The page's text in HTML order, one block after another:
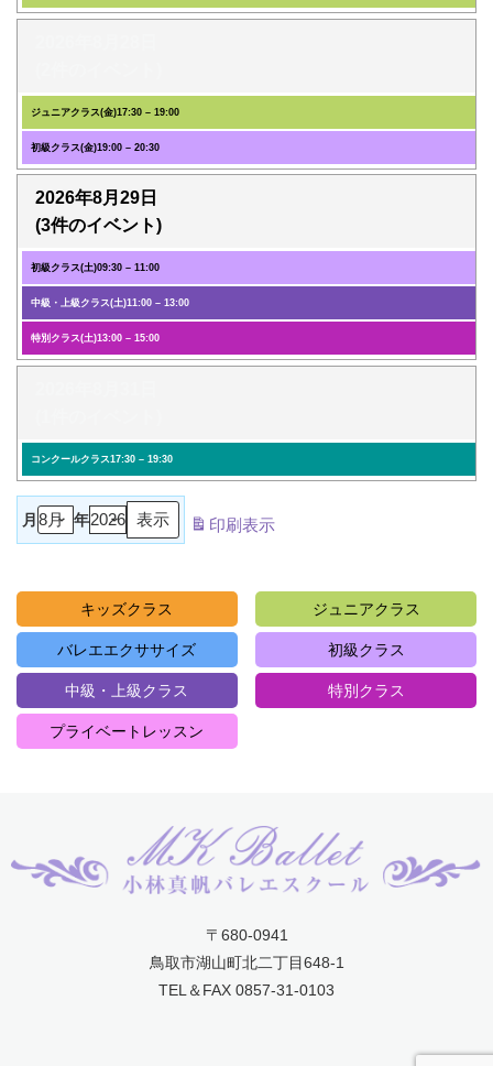
ジュニアクラス(金)17:30 – 19:00
初級クラス(金)19:00 – 20:30
2026年8月29日
(3件のイベント)
初級クラス(土)09:30 – 11:00
中級・上級クラス(土)11:00 – 13:00
特別クラス(土)13:00 – 15:00
コンクールクラス17:30 – 19:30
月 年 印刷表示
キッズクラス ジュニアクラス
バレエエクササイズ 初級クラス
中級・上級クラス 特別クラス
プライベートレッスン
〒680-0941
鳥取市湖山町北二丁目648-1
TEL＆FAX 0857-31-0103